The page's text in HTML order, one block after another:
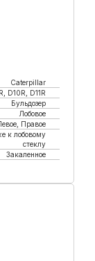
Caterpillar
D10R, D11R
Бульдозер
Лобовое
Правое
к лобовому
стеклу
Закаленное